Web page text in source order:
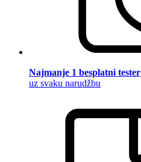
Najmanje 1 besplatni tester
uz svaku narudžbu